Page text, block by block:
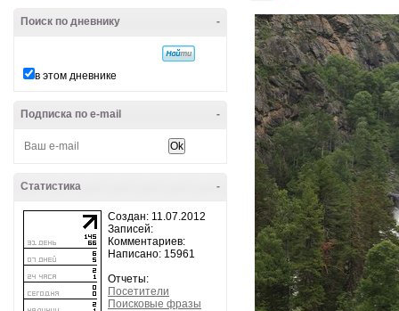
-
Поиск по дневнику
в этом дневнике
-
Подписка по e-mail
-
Статистика
Создан: 11.07.2012
Записей:
Комментариев:
Написано: 15961
Отчеты:
Посетители
Поисковые фразы